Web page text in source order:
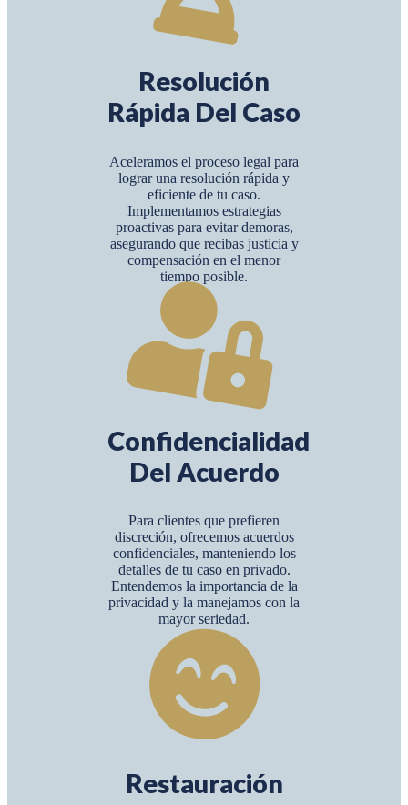
Resolución
Rápida Del Caso
Aceleramos el proceso legal para
lograr una resolución rápida y
eficiente de tu caso.
Implementamos estrategias
proactivas para evitar demoras,
asegurando que recibas justicia y
compensación en el menor
tiempo posible.
Confidencialidad
Del Acuerdo
Para clientes que prefieren
discreción, ofrecemos acuerdos
confidenciales, manteniendo los
detalles de tu caso en privado.
Entendemos la importancia de la
privacidad y la manejamos con la
mayor seriedad.
Restauración